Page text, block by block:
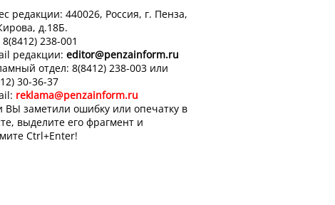
редакции: 440026, Россия, г. Пенза,
д.18Б.
238-001
редакции: editor@penzainform.ru
отдел: 8(8412) 238-003 или
30-36-37
reklama@penzainform.ru
ВЫ заметили ошибку или опечатку в
выделите его фрагмент и
Ctrl+Enter!